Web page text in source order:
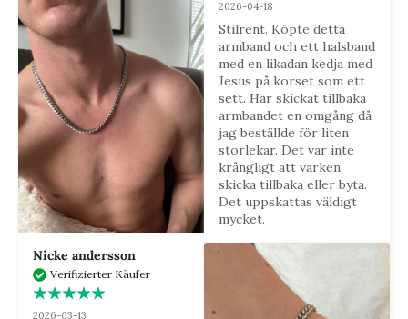
Nicke andersson
Verifizierter Käufer
2026-03-13
2026-04-18
Stilrent. Köpte detta
armband och ett halsband
med en likadan kedja med
Jesus på korset som ett
sett. Har skickat tillbaka
armbandet en omgång då
jag beställde för liten
storlekar. Det var inte
krångligt att varken
skicka tillbaka eller byta.
Det uppskattas väldigt
mycket.